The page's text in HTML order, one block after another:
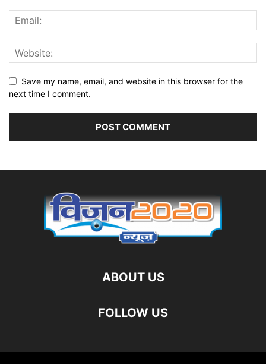
Save my name, email, and website in this browser for the
next time I comment.
ABOUT US
FOLLOW US